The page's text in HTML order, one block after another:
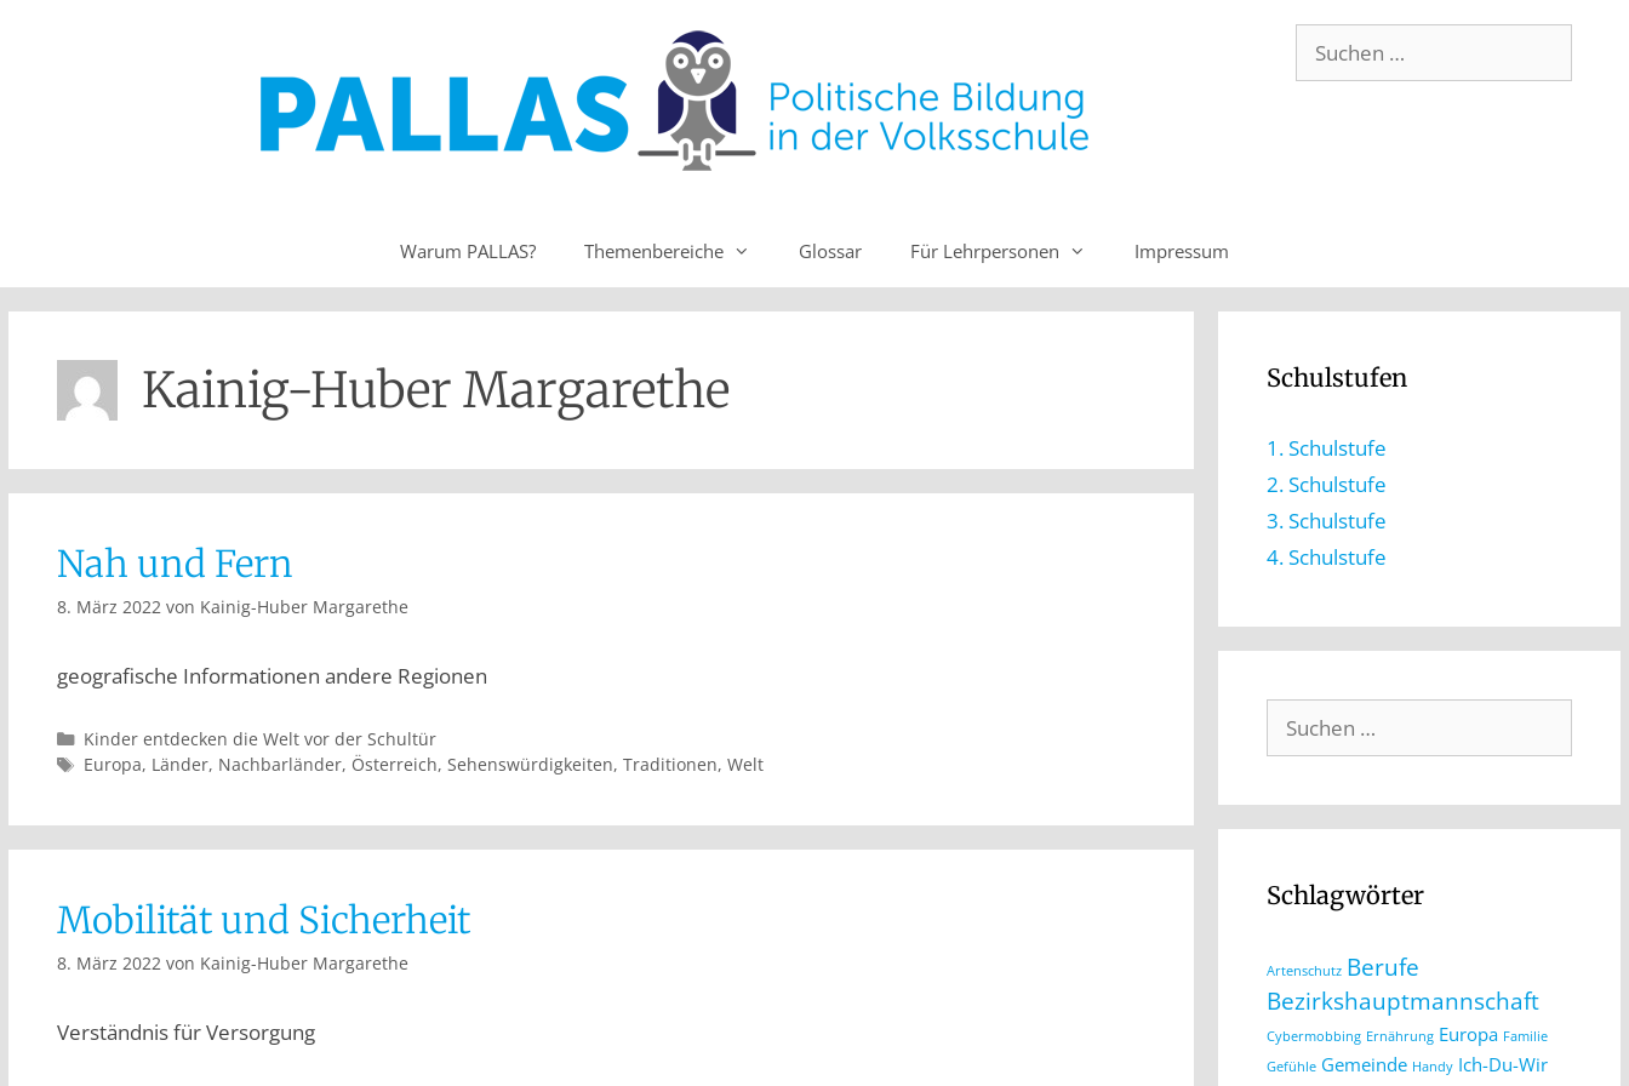
Warum PALLAS? Themenbereiche Glossar Für Lehrpersonen Impressum
Kainig-Huber Margarethe
Nah und Fern
8. März 2022 von Kainig-Huber Margarethe
geografische Informationen andere Regionen
Kinder entdecken die Welt vor der Schultür
Europa, Länder, Nachbarländer, Österreich, Sehenswürdigkeiten, Traditionen, Welt
Mobilität und Sicherheit
8. März 2022 von Kainig-Huber Margarethe
Verständnis für Versorgung
Schulstufen
1. Schulstufe
2. Schulstufe
3. Schulstufe
4. Schulstufe
Schlagwörter
Artenschutz Berufe
Bezirkshauptmannschaft
Cybermobbing Ernährung Europa Familie
Gefühle Gemeinde Handy Ich-Du-Wir